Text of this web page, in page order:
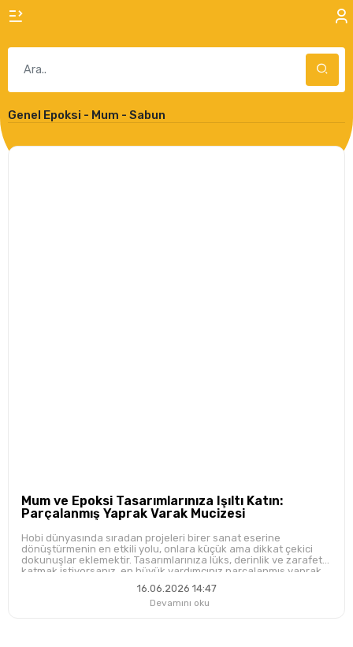
Genel Epoksi - Mum - Sabun
Mum ve Epoksi Tasarımlarınıza Işıltı Katın:
Parçalanmış Yaprak Varak Mucizesi
Hobi dünyasında sıradan projeleri birer sanat eserine
dönüştürmenin en etkili yolu, onlara küçük ama dikkat çekici
dokunuşlar eklemektir. Tasarımlarınıza lüks, derinlik ve zarafet
katmak istiyorsanız, en büyük yardımcınız parçalanmış yaprak
Devamını oku
16.06.2026 14:47